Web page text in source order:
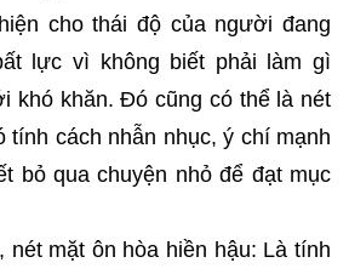
cho thái độ của người đang
lực vì không biết phải làm gì
khó khăn. Đó cũng có thể là nét
cách nhẫn nhục, ý chí mạnh
bỏ qua chuyện nhỏ để đạt mục
nét mặt ôn hòa hiền hậu: Là tính